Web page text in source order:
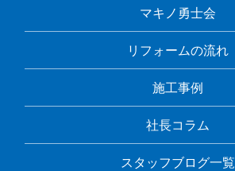
マキノ勇士会
リフォームの流れ
施工事例
社長コラム
スタッフブログ一覧